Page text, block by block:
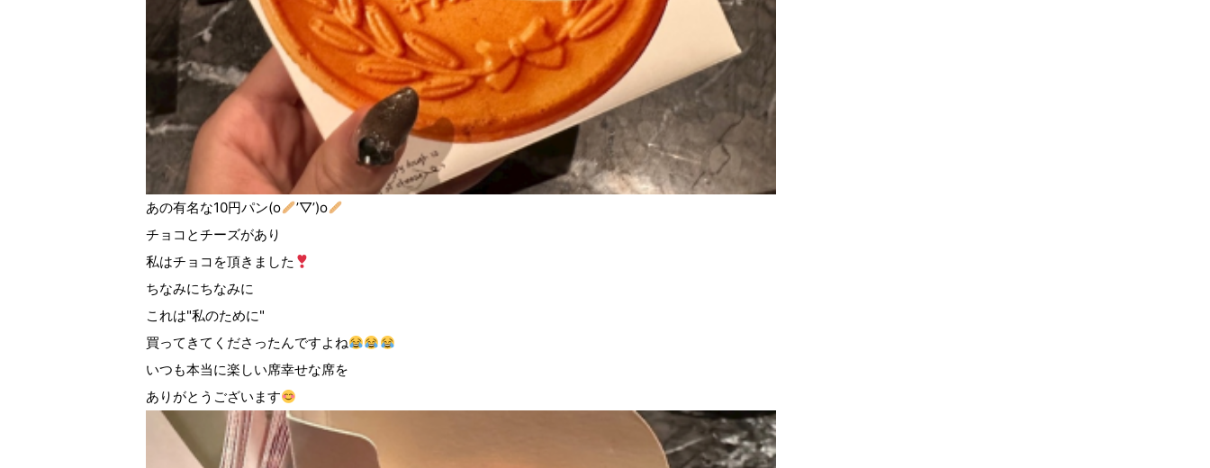
あの有名な10円パン(o
’▽’)o
チョコとチーズがあり
私はチョコを頂きました
ちなみにちなみに
これは"私のために"
買ってきてくださったんですよね
いつも本当に楽しい席幸せな席を
ありがとうございます